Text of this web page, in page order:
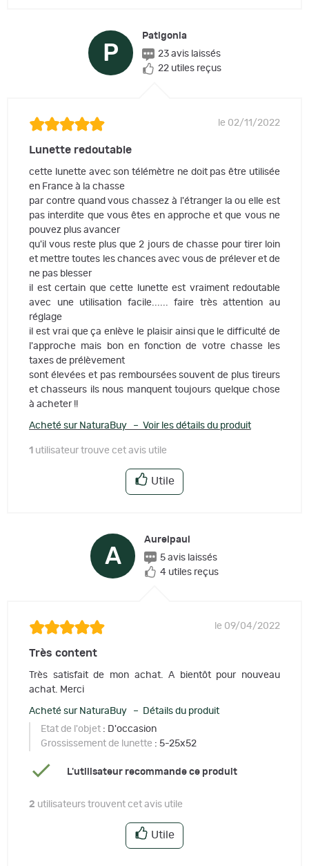
P
Patigonia
23 avis laissés
22 utiles reçus
le 02/11/2022
Lunette redoutable
cette lunette avec son télémètre ne doit pas être utilisée
en France à la chasse
par contre quand vous chassez à l'étranger la ou elle est
pas interdite que vous êtes en approche et que vous ne
pouvez plus avancer
qu'il vous reste plus que 2 jours de chasse pour tirer loin
et mettre toutes les chances avec vous de prélever et de
ne pas blesser
il est certain que cette lunette est vraiment redoutable
avec une utilisation facile...... faire très attention au
réglage
il est vrai que ça enlève le plaisir ainsi que le difficulté de
l'approche mais bon en fonction de votre chasse les
taxes de prélèvement
sont élevées et pas remboursées souvent de plus tireurs
et chasseurs ils nous manquent toujours quelque chose
à acheter !!
Acheté sur NaturaBuy – Voir les détails du produit
1 utilisateur trouve cet avis utile
Utile
A
Aurelpaul
5 avis laissés
4 utiles reçus
le 09/04/2022
Très content
Très satisfait de mon achat. A bientôt pour nouveau
achat. Merci
Acheté sur NaturaBuy – Détails du produit
Etat de l'objet : D'occasion
Grossissement de lunette : 5-25x52
L'utilisateur recommande ce produit
2 utilisateurs trouvent cet avis utile
Utile